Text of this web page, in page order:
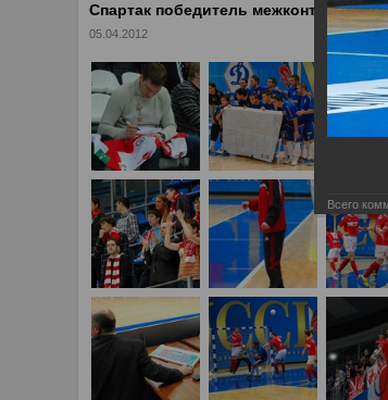
Спартак победитель
05.04.2012
Всего